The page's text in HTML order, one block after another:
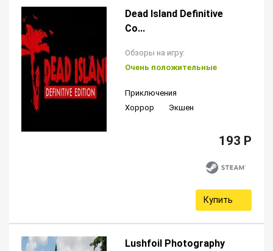
Dead Island Definitive
Co...
Обзоры на игру:
Очень положительные
Приключения
Хоррор
Экшен
193 P
Купить
Lushfoil Photography